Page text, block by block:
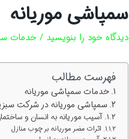
سمپاشی موریانه
دیدگاه‌ خود را بنویسید / خدمات
فهرست مطالب
خدمات سمپاشی موریانه
سمپاشی موریانه در شرکت
آسیب موریانه به انسان و
اثرات مضر موریانه بر چوب منازل